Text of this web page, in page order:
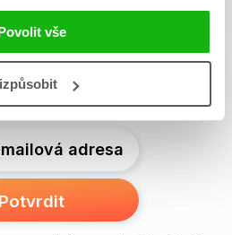
vše
právě vychází a co se děje v
údajů
adresa
Potvrdit